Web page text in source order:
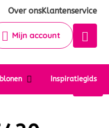
Over onsKlantenservice
Mijn account
Inspiratiegids
op uw vraag
onze chatbot voor